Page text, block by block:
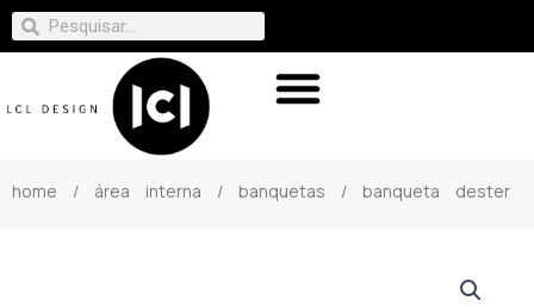
home / área interna / banquetas / banqueta dester